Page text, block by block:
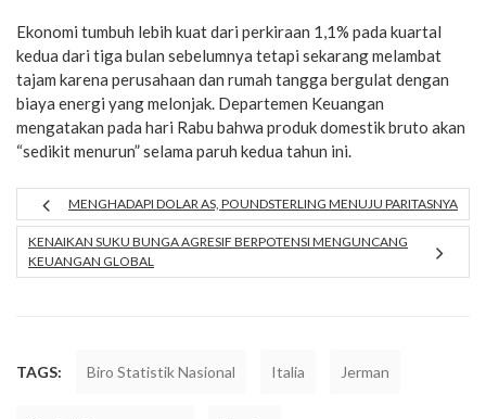
Ekonomi tumbuh lebih kuat dari perkiraan 1,1% pada kuartal
kedua dari tiga bulan sebelumnya tetapi sekarang melambat
tajam karena perusahaan dan rumah tangga bergulat dengan
biaya energi yang melonjak. Departemen Keuangan
mengatakan pada hari Rabu bahwa produk domestik bruto akan
“sedikit menurun” selama paruh kedua tahun ini.
MENGHADAPI DOLAR AS, POUNDSTERLING MENUJU PARITASNYA
KENAIKAN SUKU BUNGA AGRESIF BERPOTENSI MENGUNCANG
KEUANGAN GLOBAL
TAGS: Biro Statistik Nasional Italia Jerman